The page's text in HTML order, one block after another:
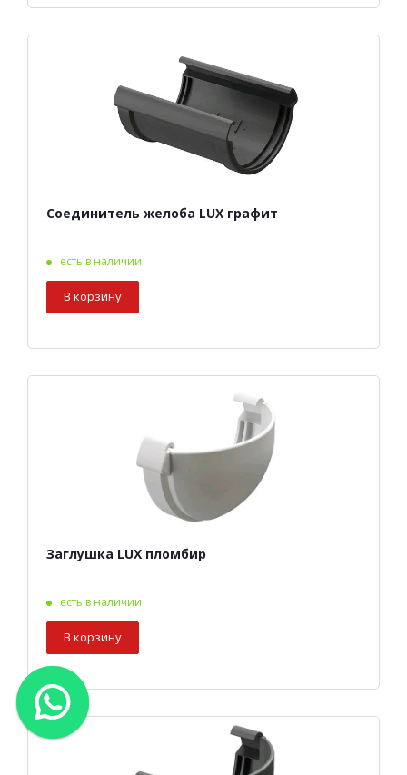
Соединитель желоба LUX графит
есть в наличии
В корзину
Заглушка LUX пломбир
есть в наличии
В корзину